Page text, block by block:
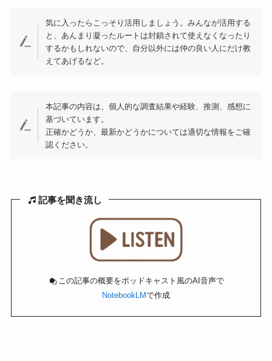
気に入ったらこっそり活用しましょう。みんなが活用する
と、あんまり凝ったルートは封鎖されて使えなくなったり
するかもしれないので、自分以外には仲の良い人にだけ教
えてあげるなど。
本記事の内容は、個人的な調査結果や経験、推測、感想に
基づいています。
正確かどうか、最新かどうかについては適切な情報をご確
認ください。
記事を聞き流し
この記事の概要をポッドキャスト風のAI音声で
NotebookLMで作成